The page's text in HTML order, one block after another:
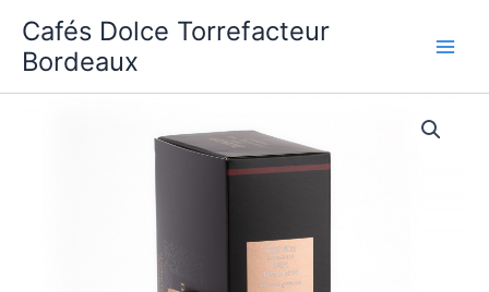
contenu
Cafés Dolce Torrefacteur
Bordeaux